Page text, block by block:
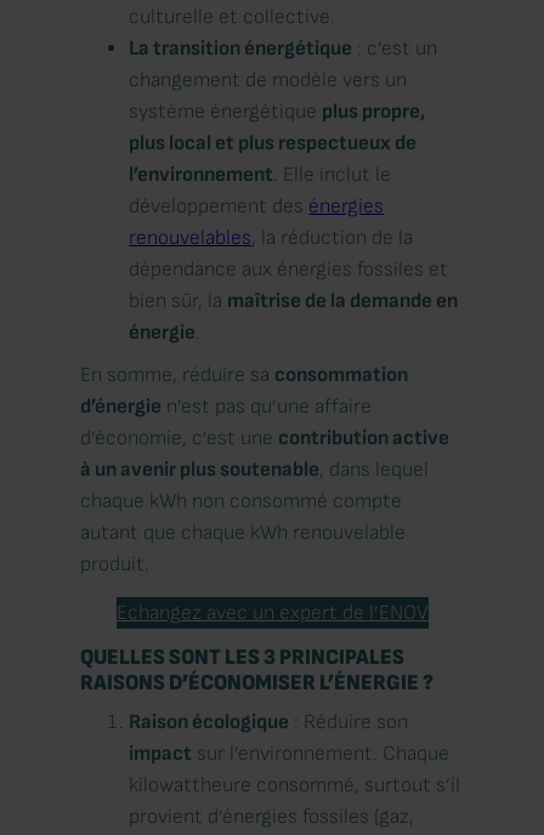
culturelle et collective.
La transition énergétique : c’est un
changement de modèle vers un
système énergétique plus propre,
plus local et plus respectueux de
l’environnement. Elle inclut le
développement des énergies
renouvelables, la réduction de la
dépendance aux énergies fossiles et
bien sûr, la maîtrise de la demande en
énergie.
En somme, réduire sa consommation
d’énergie n’est pas qu’une affaire
d’économie, c’est une contribution active
à un avenir plus soutenable, dans lequel
chaque kWh non consommé compte
autant que chaque kWh renouvelable
produit.
Echangez avec un expert de l’ENOV
QUELLES SONT LES 3 PRINCIPALES
RAISONS D’ÉCONOMISER L’ÉNERGIE ?
Raison écologique : Réduire son
impact sur l’environnement. Chaque
kilowattheure consommé, surtout s’il
provient d’énergies fossiles (gaz,